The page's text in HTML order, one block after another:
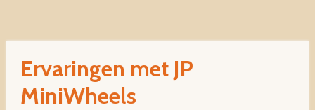
Ervaringen met JP
MiniWheels